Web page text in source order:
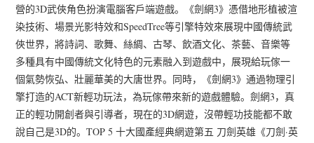
營的3D武俠角色扮演電腦客戶端遊戲。《劍網3》憑借地形植被渲
染技術、場景光影特效和SpeedTree等引擎特效來展現中國傳統武
俠世界，將詩詞、歌舞、絲綢、古琴、飲酒文化、茶藝、音樂等
多種具有中國傳統文化特色的元素融入到遊戲中，展現給玩傢一
個氣勢恢弘、壯麗華美的大唐世界。同時，《劍網3》通過物理引
擎打造的ACT新輕功玩法，為玩傢帶來新的遊戲體驗。劍網3，真
正的輕功開創者與引導者，現在的3D網遊，沒帶輕功技能都不敢
說自己是3D的。TOP 5 十大國產經典網遊第五 刀劍英雄《刀劍·英